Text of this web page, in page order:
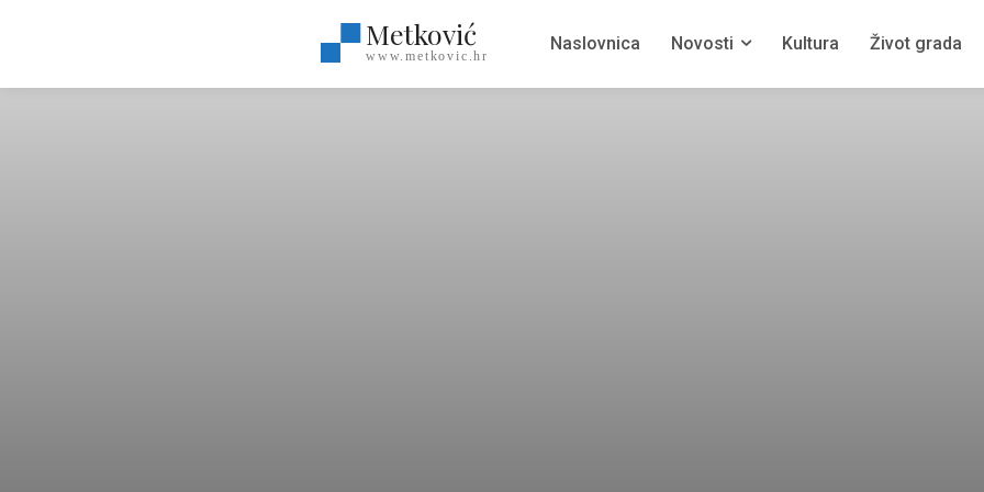
Metković
www.metkovic.hr
Naslovnica Novosti Kultura Život grada